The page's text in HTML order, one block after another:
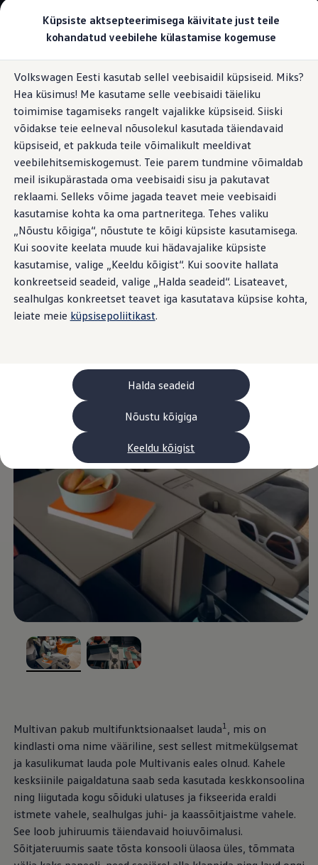
Küpsiste aktsepteerimisega käivitate just teile
kohandatud veebilehe külastamise kogemuse
Volkswagen Eesti kasutab sellel veebisaidil küpsiseid. Miks?
Hea küsimus! Me kasutame selle veebisaidi täieliku
toimimise tagamiseks rangelt vajalikke küpsiseid. Siiski
võidakse teie eelneval nõusolekul kasutada täiendavaid
küpsiseid, et pakkuda teile võimalikult meeldivat
veebilehitsemiskogemust. Teie parem tundmine võimaldab
meil isikupärastada oma veebisaidi sisu ja pakutavat
reklaami. Selleks võime jagada teavet meie veebisaidi
kasutamise kohta ka oma partneritega. Tehes valiku
„Nõustu kõigiga“, nõustute te kõigi küpsiste kasutamisega.
Kui soovite keelata muude kui hädavajalike küpsiste
kasutamise, valige „Keeldu kõigist“. Kui soovite hallata
konkreetseid seadeid, valige „Halda seadeid“. Lisateavet,
sealhulgas konkreetset teavet iga kasutatava küpsise kohta,
leiate meie küpsisepoliitikast.
Nõustu kõigiga
Keeldu kõigist
Halda seadeid
põhisisu
juurde
jaluse
juurde
Valige oma Volkswagen
Mudelid ja konfiguraator
Uus ID. Cross
Konfigureeri
Volkswageni tarbesõidukid. Igaks ülesandeks valmis
Volkswagen laoautode e-pood
Pakkumised ja teenused
Juubelipakkumine
Autovahetus
Garantii
Volkswagen laoautode e-pood
Tasuta registreerimistasu sinu uuele Volkswagenile!
Tiguani pistikhübriid
Elektriautod ja hübriidautod
Golf eHybrid
Tiguan eHybrid
Passat eHybrid
Tayron eHybrid
Touareg eHybrid
Ära iial ütle iial
ID. teadmised
Laadimine ja sõiduulatus
Elektrisõidukid töökojas: lõpp õlivahetustele
ID. tarkvarauuendus*
Elektriautode tarneajad
Ühenduvus
VW Connect
Aktiveerimine
VW Connect teie ID. jaoks.
Car-Net
App-Connect
Upgrades
We Charge
Fleet Interface Data
Volkswagenist
Saa rohkem
Uudised
Lisavarustus ja teenindus
Teenindus ja varuosad
Volkswageni eelised
Ülevaatus
Mootoriõli ja töövedelikud
Veljed ja rehvid
Avarii- ja rikkeabi
Transpordi- ja pagasilahendused
Meelelahutus ja elektroonika
Isikupärastamine
Seinalaadija ja laadimiskaablid
Klienditeave
Ringlussevõtt ja tagastamine
Tagasikutsumiskampaaniad
Hoiatus- ja märgutuled
Teie Volkswageni uusimad
Teie Volkswageni uusimad
Digitaalne juhend
myVolkswagen
Multifunktsionaalne laud
Kokkuklapitav laud ja
keskkonsool ühes
, /
Multivan pakub multifunktsionaalset lauda1, mis on
kindlasti oma nime vääriline, sest sellest mitmekülgsemat
ja kasulikumat lauda pole Multivanis eales olnud. Kahele
kesksiinile paigaldatuna saab seda kasutada keskkonsoolina
ning liigutada kogu sõiduki ulatuses ja fikseerida eraldi
istmete vahele, sealhulgas juhi- ja kaassõitjaistme vahele.
See loob juhiruumis täiendavaid hoiuvõimalusi.
Sõitjateruumis saate tõsta konsooli ülaosa üles, tõmmata